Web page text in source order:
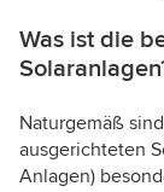
Was ist die
Naturgemäß
ausgerichteten
Anlagen)